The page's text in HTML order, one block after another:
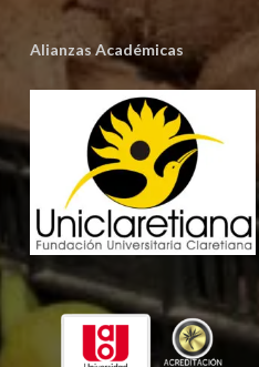
Alianzas Académicas